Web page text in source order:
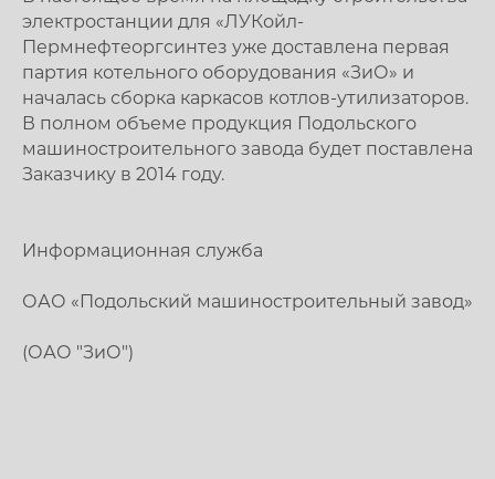
электростанции для «ЛУКойл-
Пермнефтеоргсинтез уже доставлена первая
партия котельного оборудования «ЗиО» и
началась сборка каркасов котлов-утилизаторов.
В полном объеме продукция Подольского
машиностроительного завода будет поставлена
Заказчику в 2014 году.
Информационная служба
ОАО «Подольский машиностроительный завод»
(ОАО "ЗиО")